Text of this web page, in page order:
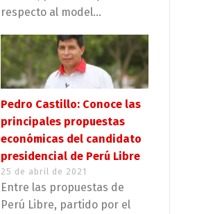
respecto al model...
Pedro Castillo: Conoce las
principales propuestas
económicas del candidato
presidencial de Perú Libre
25 de abril de 2021
Entre las propuestas de
Perú Libre, partido por el